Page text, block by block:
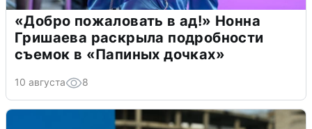
«Добро пожаловать в ад!» Нонна
Гришаева раскрыла подробности
съемок в «Папиных дочках»
10 августа 8